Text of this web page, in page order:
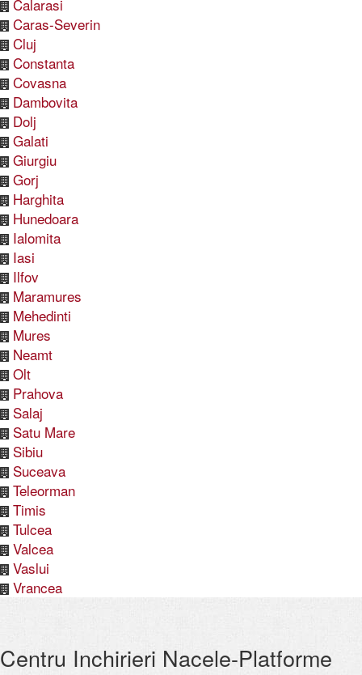
Calarasi
Caras-Severin
Cluj
Constanta
Covasna
Dambovita
Dolj
Galati
Giurgiu
Gorj
Harghita
Hunedoara
Ialomita
Iasi
Ilfov
Maramures
Mehedinti
Mures
Neamt
Olt
Prahova
Salaj
Satu Mare
Sibiu
Suceava
Teleorman
Timis
Tulcea
Valcea
Vaslui
Vrancea
Centru Inchirieri Nacele-Platforme